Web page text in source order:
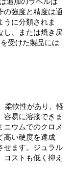
の強度と精度は通
うに分類されま
し、または焼き戻
受けた製品には
柔軟性があり、軽
易に溶接できま
ウムでのクロメ
高い硬度を達成
せます。ジュラル
ストも低く抑え